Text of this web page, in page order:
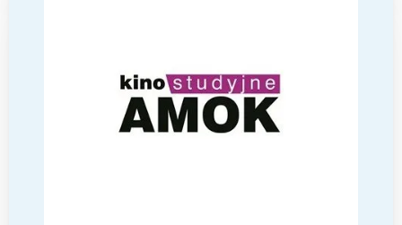
Interesują mnie wydarzenia z